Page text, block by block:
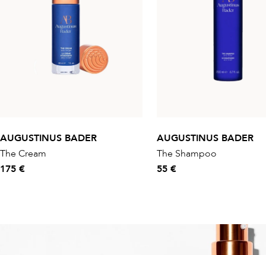
AUGUSTINUS BADER
The Cream
175 €
AUGUSTINUS BADER
The Shampoo
55 €